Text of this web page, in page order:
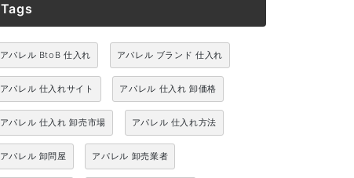
Tags
アパレル BtoB 仕入れ アパレル ブランド 仕入れ
アパレル 仕入れサイト アパレル 仕入れ 卸価格
アパレル 仕入れ 卸売市場 アパレル 仕入れ方法
アパレル 卸問屋 アパレル 卸売業者